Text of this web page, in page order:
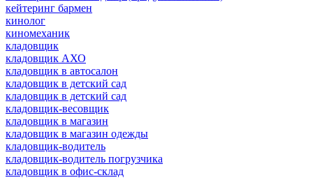
кейтеринг бармен
кинолог
киномеханик
кладовщик
кладовщик АХО
кладовщик в автосалон
кладовщик в детский сад
кладовщик в детский сад
кладовщик-весовщик
кладовщик в магазин
кладовщик в магазин одежды
кладовщик-водитель
кладовщик-водитель погрузчика
кладовщик в офис-склад